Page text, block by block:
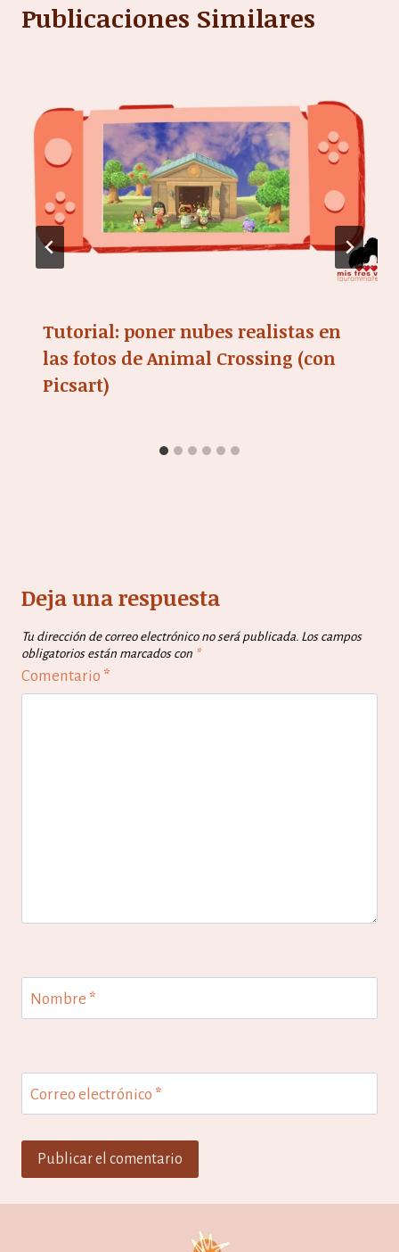
Publicaciones Similares
Tutorial: poner nubes realistas en
las fotos de Animal Crossing (con
Picsart)
Deja una respuesta
Tu dirección de correo electrónico no será publicada. Los campos
obligatorios están marcados con *
Comentario *
Nombre *
Correo electrónico *